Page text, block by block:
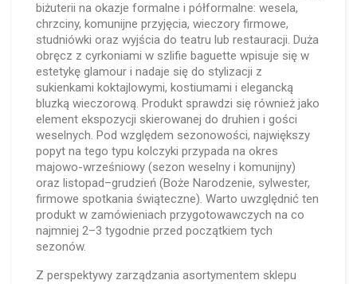
biżuterii na okazje formalne i półformalne: wesela,
chrzciny, komunijne przyjęcia, wieczory firmowe,
studniówki oraz wyjścia do teatru lub restauracji. Duża
obręcz z cyrkoniami w szlifie baguette wpisuje się w
estetykę glamour i nadaje się do stylizacji z
sukienkami koktajlowymi, kostiumami i elegancką
bluzką wieczorową. Produkt sprawdzi się również jako
element ekspozycji skierowanej do druhien i gości
weselnych. Pod względem sezonowości, największy
popyt na tego typu kolczyki przypada na okres
majowo-wrześniowy (sezon weselny i komunijny)
oraz listopad–grudzień (Boże Narodzenie, sylwester,
firmowe spotkania świąteczne). Warto uwzględnić ten
produkt w zamówieniach przygotowawczych na co
najmniej 2–3 tygodnie przed początkiem tych
sezonów.
Z perspektywy zarządzania asortymentem sklepu